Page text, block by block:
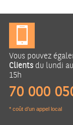
Vous pouvez
Clients du lundi
15h
70 000
* coût d’un appel local